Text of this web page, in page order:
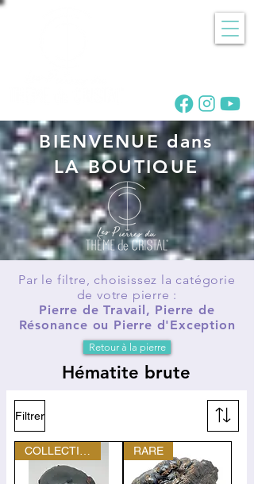
BIENVENUE dans
LA BOUTIQUE
Par le filtre, choisissez la catégorie
de votre pierre :
Pierre de Travail, Pierre de
Résonance ou Pierre d'Exception
Retour à la pierre
Hématite brute
Filtrer
RARE